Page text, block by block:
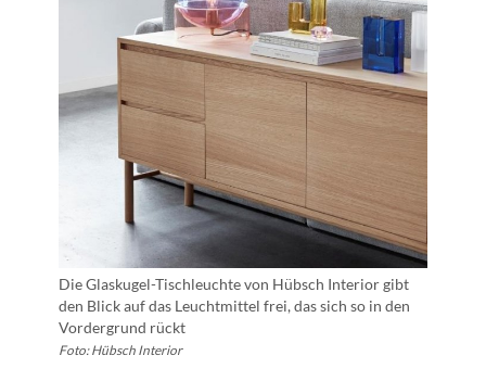
Die Glaskugel-Tischleuchte von Hübsch Interior gibt
den Blick auf das Leuchtmittel frei, das sich so in den
Vordergrund rückt
Foto: Hübsch Interior